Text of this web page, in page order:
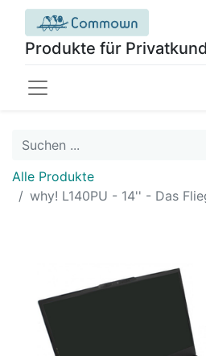
Produkte für
Alle Produkte
why! L140PU - 14'' - Das